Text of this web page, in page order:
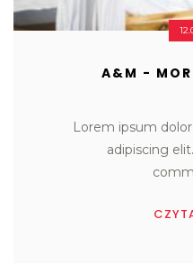
A&M -
Lorem ipsum
adipiscing